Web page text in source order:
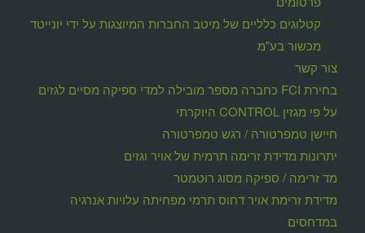
קטלוגים כלליים של מיטב החברות המיוצגות על ידי יונייטד
מכשור בע"מ
צור קשר
בחירת FCI כחברה מספר מובילה למדי ספיקה מסיים לגזים
על פי מגזין CONTROL היוקרתי
חיישן טמפרטורה / רגש טמפרטורה
יתרונות מדידת זרימה תרמית של אויר וגזים
מד זרימה / ספיקה מסוג רוטמטר
מדידת זרימת אויר דחוס תרמי מפחיתה עלויות אנרגיה
במדחסים